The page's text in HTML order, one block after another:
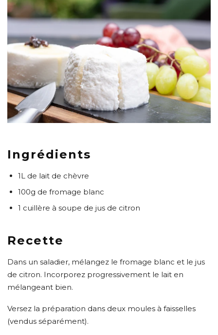
Ingrédients
1L de lait de chèvre
100g de fromage blanc
1 cuillère à soupe de jus de citron
Recette
Dans un saladier, mélangez le fromage blanc et le jus
de citron. Incorporez progressivement le lait en
mélangeant bien.
Versez la préparation dans deux moules à faisselles
(vendus séparément).